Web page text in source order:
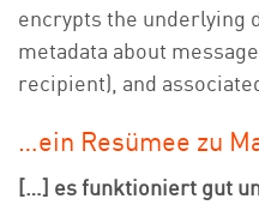
encrypts the underlying
metadata about
recipient), and
…ein Resümee zu
[…] es funktioniert gut